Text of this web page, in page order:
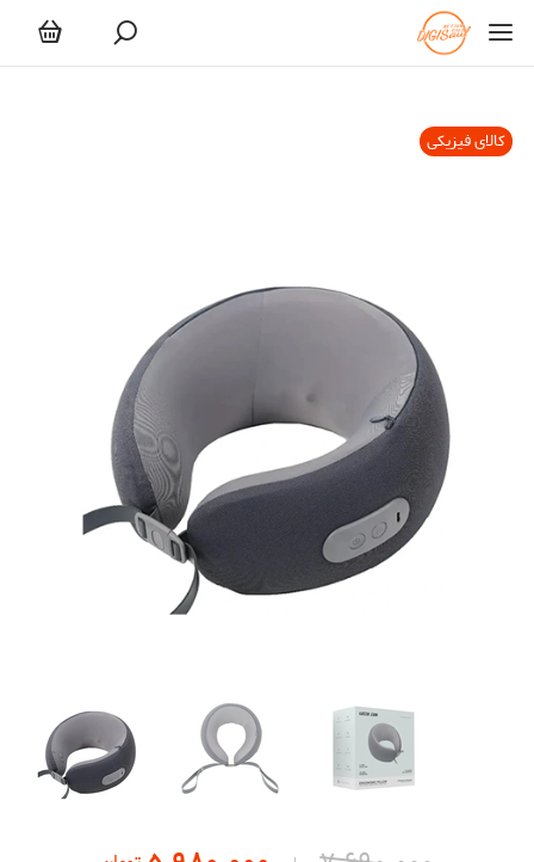
کالای فیزیکی